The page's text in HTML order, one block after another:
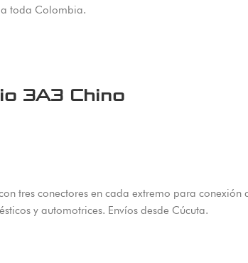
toda Colombia.
3A3 Chino
tres conectores en cada extremo para
y automotrices. Envíos desde Cúcuta.